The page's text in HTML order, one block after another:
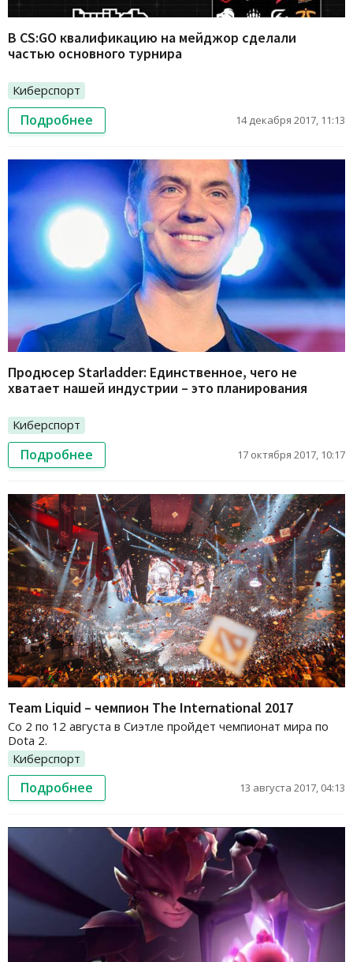
В CS:GO квалификацию на мейджор сделали
частью основного турнира
Киберспорт
Подробнее 14 декабря 2017, 11:13
Продюсер Starladder: Единственное, чего не
хватает нашей индустрии – это планирования
Киберспорт
Подробнее 17 октября 2017, 10:17
Team Liquid – чемпион The International 2017
Со 2 по 12 августа в Сиэтле пройдет чемпионат мира по
Dota 2.
Киберспорт
Подробнее 13 августа 2017, 04:13